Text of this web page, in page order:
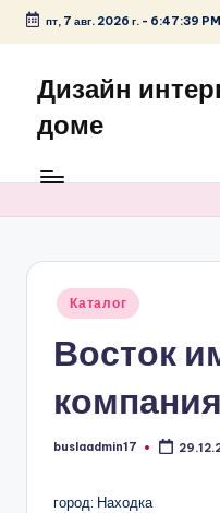
Перейти
содержимому
пт, 7 авг. 2026 г.- 6:47:39 PM
Дизайн
доме
Опубликовано
Каталог
Восток
компания
Запись
buslaadmin17
город: Находка